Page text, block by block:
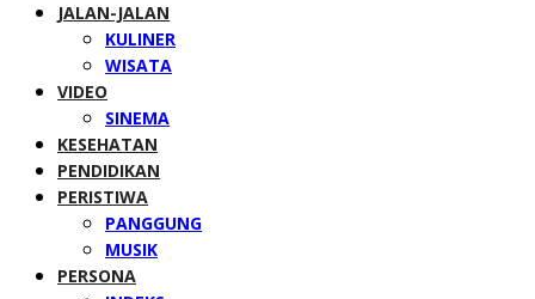
JALAN-JALAN
KULINER
WISATA
VIDEO
SINEMA
KESEHATAN
PENDIDIKAN
PERISTIWA
PANGGUNG
MUSIK
PERSONA